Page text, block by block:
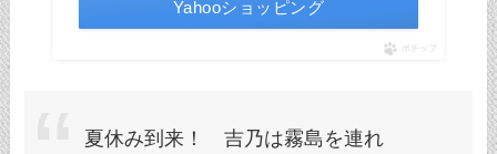
Yahooショッピング
ポチップ
夏休み到来！ 吉乃は霧島を連れ